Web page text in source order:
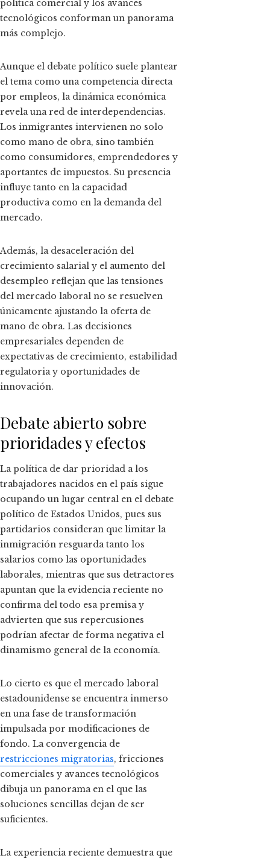
política comercial y los avances
tecnológicos conforman un panorama
más complejo.
Aunque el debate político suele plantear
el tema como una competencia directa
por empleos, la dinámica económica
revela una red de interdependencias.
Los inmigrantes intervienen no solo
como mano de obra, sino también
como consumidores, emprendedores y
aportantes de impuestos. Su presencia
influye tanto en la capacidad
productiva como en la demanda del
mercado.
Además, la desaceleración del
crecimiento salarial y el aumento del
desempleo reflejan que las tensiones
del mercado laboral no se resuelven
únicamente ajustando la oferta de
mano de obra. Las decisiones
empresariales dependen de
expectativas de crecimiento, estabilidad
regulatoria y oportunidades de
innovación.
Debate abierto sobre
prioridades y efectos
La política de dar prioridad a los
trabajadores nacidos en el país sigue
ocupando un lugar central en el debate
político de Estados Unidos, pues sus
partidarios consideran que limitar la
inmigración resguarda tanto los
salarios como las oportunidades
laborales, mientras que sus detractores
apuntan que la evidencia reciente no
confirma del todo esa premisa y
advierten que sus repercusiones
podrían afectar de forma negativa el
dinamismo general de la economía.
Lo cierto es que el mercado laboral
estadounidense se encuentra inmerso
en una fase de transformación
impulsada por modificaciones de
fondo. La convergencia de
restricciones migratorias, fricciones
comerciales y avances tecnológicos
dibuja un panorama en el que las
soluciones sencillas dejan de ser
suficientes.
La experiencia reciente demuestra que